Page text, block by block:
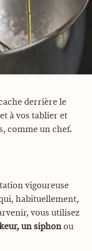
derrière le
et à vos tablier et
comme un chef.
vigoureuse
habituellement,
vous utilisez
un siphonou